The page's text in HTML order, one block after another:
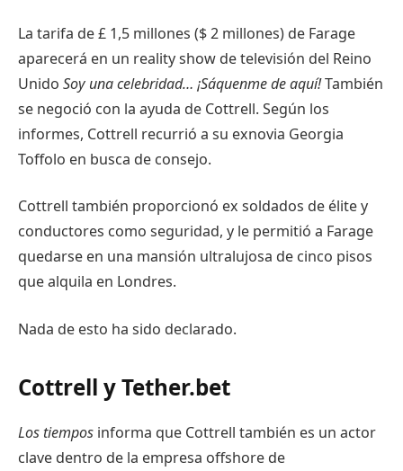
La tarifa de £ 1,5 millones ($ 2 millones) de Farage
aparecerá en un reality show de televisión del Reino
Unido Soy una celebridad… ¡Sáquenme de aquí!También
se negoció con la ayuda de Cottrell. Según los
informes, Cottrell recurrió a su exnovia Georgia
Toffolo en busca de consejo.
Cottrell también proporcionó ex soldados de élite y
conductores como seguridad, y le permitió a Farage
quedarse en una mansión ultralujosa de cinco pisos
que alquila en Londres.
Nada de esto ha sido declarado.
Cottrell y Tether.bet
Los tiempos informa que Cottrell también es un actor
clave dentro de la empresa offshore de